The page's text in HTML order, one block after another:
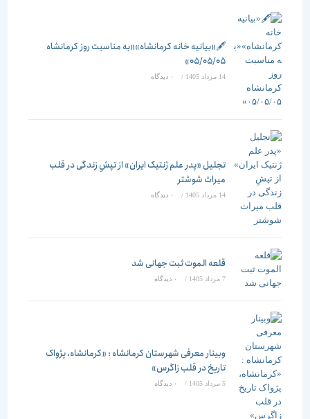
🖋️«بیانیه خانه کرمانشاه»«به مناسبت روز کرمانشاه
۰۵/۰۵/۰۵»
/ ۰ دیدگاه
تجلیل «پدر علم ژنتیک ایران» از تپشِ زندگی در قلب
میراث شوشتر
/ ۰ دیدگاه
قلعه الموت ثبت جهانی شد
/ ۰ دیدگاه
وبینار معرفی شهرستان کرمانشاه : «کرمانشاه، پژواک
تاریخ در قلب زاگرس»
/ ۰ دیدگاه